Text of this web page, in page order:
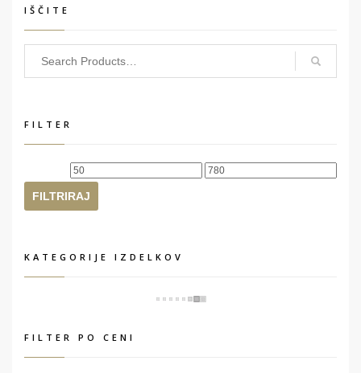
IŠČITE
FILTER
Min
cena
Max
FILTRIRAJ
KATEGORIJE IZDELKOV
FILTER PO CENI